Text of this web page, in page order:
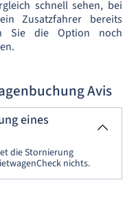
schnell sehen, bei
Zusatzfahrer bereits
Sie die Option noch
Avis
eines
die Stornierung
nichts.